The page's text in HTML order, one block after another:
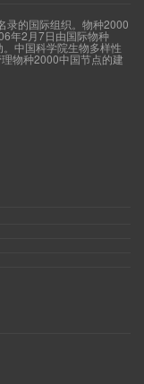
录的国际组织。物种2000
年2月7日由国际物种
中国科学院生物多样性
物种2000中国节点的建